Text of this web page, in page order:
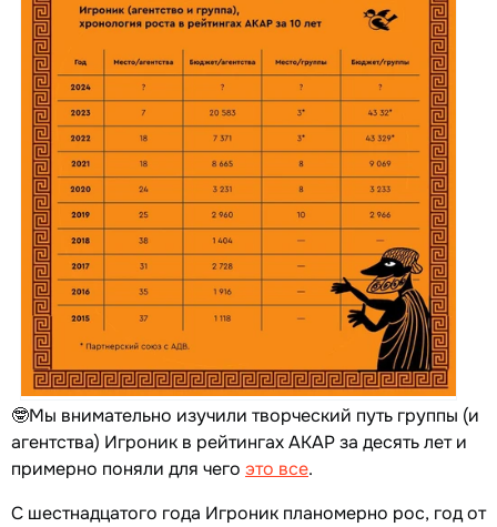
🤓Мы внимательно изучили творческий путь группы (и
агентства) Игроник в рейтингах АКАР за десять лет и
примерно поняли для чего это все.
С шестнадцатого года Игроник планомерно рос, год от